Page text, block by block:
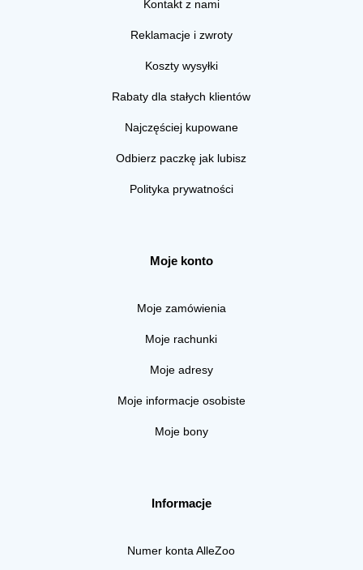
Kontakt z nami
Reklamacje i zwroty
Koszty wysyłki
Rabaty dla stałych klientów
Najczęściej kupowane
Odbierz paczkę jak lubisz
Polityka prywatności
Moje konto
Moje zamówienia
Moje rachunki
Moje adresy
Moje informacje osobiste
Moje bony
Informacje
Numer konta AlleZoo